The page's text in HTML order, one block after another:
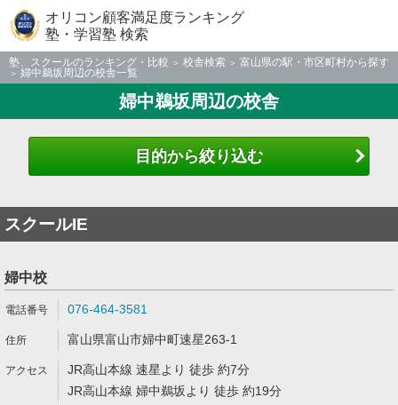
オリコン顧客満足度ランキング
塾・学習塾 検索
塾、スクールのランキング・比較 校舎検索
富山県の駅・市区町村から探す
婦中鵜坂周辺の校舎一覧
婦中鵜坂周辺の校舎
目的から絞り込む
スクールIE
婦中校
076-464-3581
富山県富山市婦中町速星263-1
JR高山本線 速星より 徒歩 約7分
JR高山本線 婦中鵜坂より 徒歩 約19分